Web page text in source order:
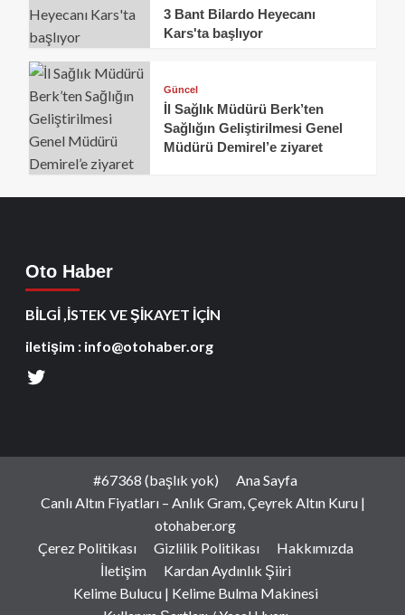
3 Bant Bilardo Heyecanı
Kars'ta başlıyor
Güncel
İl Sağlık Müdürü Berk’ten
Sağlığın Geliştirilmesi Genel
Müdürü Demirel’e ziyaret
Oto Haber
BİLGİ ,İSTEK VE ŞİKAYET İÇİN
iletişim : info@otohaber.org
#67368 (başlık yok)
Ana Sayfa
Canlı Altın Fiyatları – Anlık Gram, Çeyrek Altın Kuru |
otohaber.org
Çerez Politikası
Gizlilik Politikası
Hakkımızda
İletişim
Kardan Aydınlık Şiiri
Kelime Bulucu | Kelime Bulma Makinesi